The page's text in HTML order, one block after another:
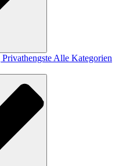
PrivathengsteAlle Kategorien